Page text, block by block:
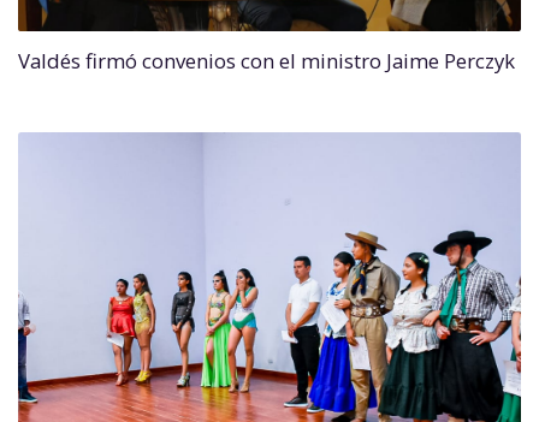
Valdés firmó convenios con el ministro Jaime Perczyk